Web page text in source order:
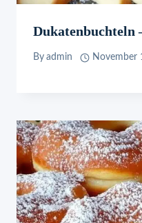
Dukatenbuchteln
By admin November